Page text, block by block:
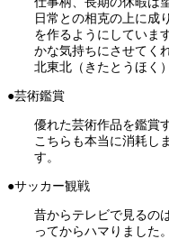
日常との相克の上に成
を作るようにしていま
かな気持ちにさせてく
北東北（きたとうほく
●芸術鑑賞
優れた芸術作品を鑑賞
こちらも本当に消耗し
す。
●サッカー観戦
昔からテレビで見るの
ってからハマりました